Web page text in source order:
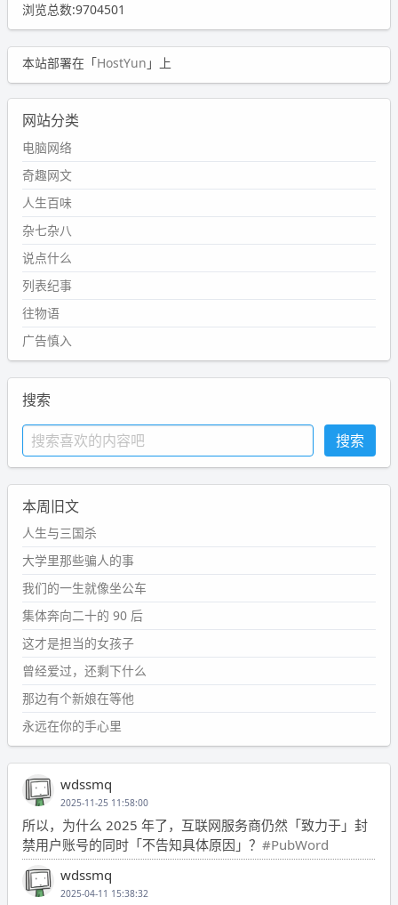
浏览总数:9704501
本站部署在「HostYun 」上
网站分类
电脑网络
奇趣网文
人生百味
杂七杂八
说点什么
列表纪事
往物语
广告慎入
搜索
本周旧文
人生与三国杀
大学里那些骗人的事
我们的一生就像坐公车
集体奔向二十的 90 后
这才是担当的女孩子
曾经爱过，还剩下什么
那边有个新娘在等他
永远在你的手心里
wdssmq
2025-11-25 11:58:00
所以，为什么 2025 年了，互联网服务商仍然「致力于」封
禁用户账号的同时「不告知具体原因」？ #PubWord
wdssmq
2025-04-11 15:38:32